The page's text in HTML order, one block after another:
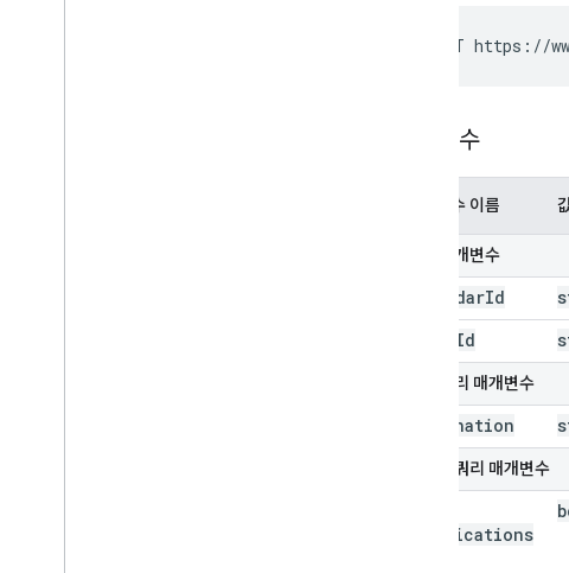
POST https://
매개변수
매개변수 이름
경로 매개변수
calendarId
Id
필수 쿼리 매개변수
destination
선택적 쿼리 매개변수
Notifications